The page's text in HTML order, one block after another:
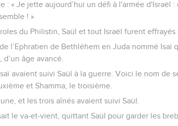
: « Je jette aujourd’hui un défi à l'armée d'Israël
! »
du Philistin, Saül et tout Israël furent effrayés
l’Ephratien de Bethléhem en Juda nommé Isaï
âge avancé.
avaient suivi Saül à la guerre. Voici le nom de
et Shamma, le troisième.
et les trois aînés avaient suivi Saül.
le va-et-vient, quittant Saül pour garder les